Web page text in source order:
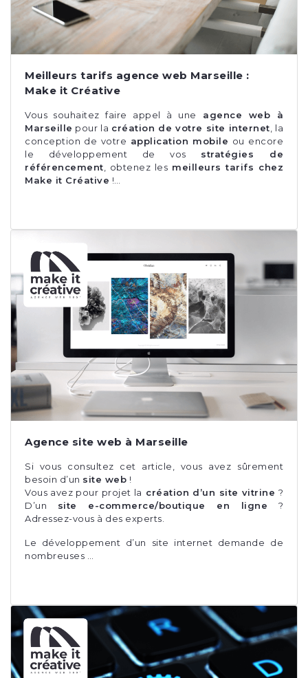
Meilleurs tarifs agence web Marseille :
Make it Créative
Vous souhaitez faire appel à une
agence web à
Marseille pour la création de votre site internet , la
conception de votre application mobile ou encore
le développement de vos stratégies de
référencement , obtenez les meilleurs tarifs chez
Make it Créative !…
Agence site web à Marseille
Si vous consultez cet article, vous avez sûrement
besoin d’un site web !
Vous avez pour projet la création d’un site vitrine ?
D’un site e-commerce/boutique en ligne ?
Adressez-vous à des experts.
Le développement d’un site internet demande de
nombreuses …